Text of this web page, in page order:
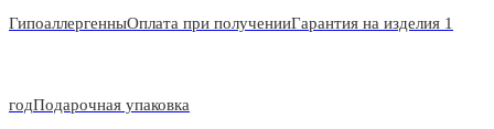
ГипоаллергенныОплата при полученииГарантия на изделия 1
годПодарочная упаковка